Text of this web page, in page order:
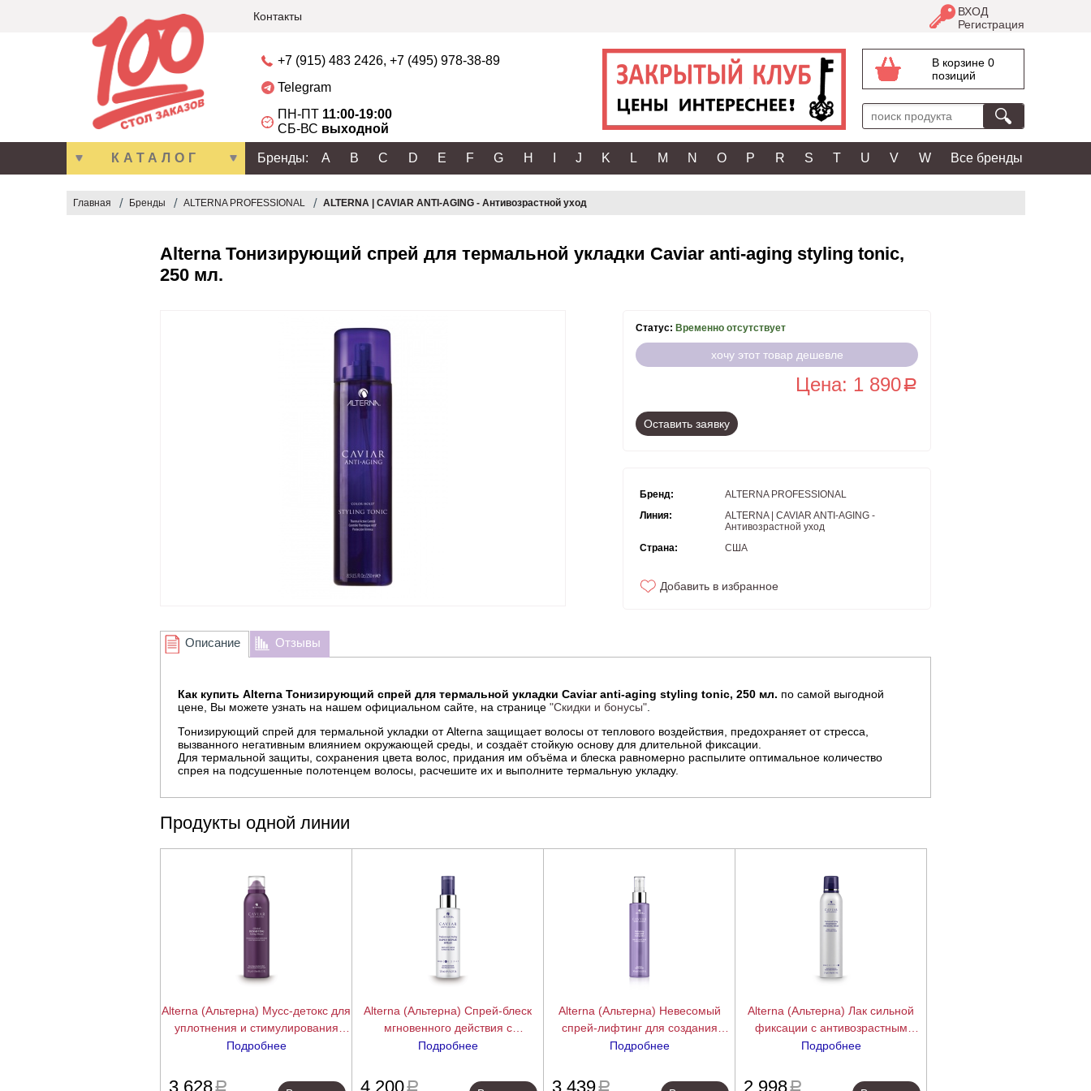
Контакты
ВХОД
Регистрация
В корзине 0
позиций
+7 (915) 483 2426, +7 (495) 978-38-89
Telegram
ПН-ПТ 11:00-19:00
СБ-ВС выходной
КАТАЛОГ Бренды: A B C D E F G H J K L M N O P R S T U V W Все бренды
Главная Бренды ALTERNA PROFESSIONAL ALTERNA | CAVIAR ANTI-AGING - Антивозрастной уход
Alterna Тонизирующий спрей для термальной укладки Caviar anti-aging styling tonic,
250 мл.
Статус: Временно отсутствует
хочу этот товар дешевле
Цена: 1 890a
Оставить заявку
Бренд:
ALTERNA PROFESSIONAL
Линия:
ALTERNA | CAVIAR ANTI-AGING -
Антивозрастной уход
Страна:
США
Добавить в избранное
Описание Отзывы
Как купить Alterna Тонизирующий спрей для термальной укладки Caviar anti-aging styling tonic, 250 мл. по самой выгодной
цене, Вы можете узнать на нашем официальном сайте, на странице "Скидки и бонусы"
Тонизирующий спрей для термальной укладки от Alterna защищает волосы от теплового воздействия, предохраняет от стресса,
вызванного негативным влиянием окружающей среды, и создаёт стойкую основу для длительной фиксации.
Для термальной защиты, сохранения цвета волос, придания им объёма и блеска равномерно распылите оптимальное количество
спрея на подсушенные полотенцем волосы, расчешите их и выполните термальную укладку.
Продукты одной линии
Alterna (Альтерна) Мусс-детокс для
уплотнения и стимулирования
роста волос с экстрактом красного
Densifying Styling Mousse, 145 гр
Подробнее
3 628a
Alterna (Альтерна) Спрей-блеск
мгновенного действия с
антивозрастным уходом Caviar
Spray, 125 мл
Подробнее
4 200a
Alterna (Альтерна) Невесомый
спрей-лифтинг для создания
экстра объема с кератиновым
Multiplying Volume Styling Mist, 147
Подробнее
3 439a
Alterna (Альтерна) Лак сильной
фиксации с антивозрастным
уходом Caviar High Hold, 212 гр
Подробнее
2 998a